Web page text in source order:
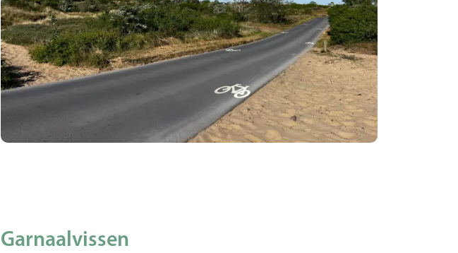
Garnaalvissen